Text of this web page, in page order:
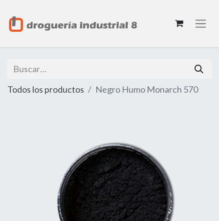
Todos los productos Negro Humo Monarch 570